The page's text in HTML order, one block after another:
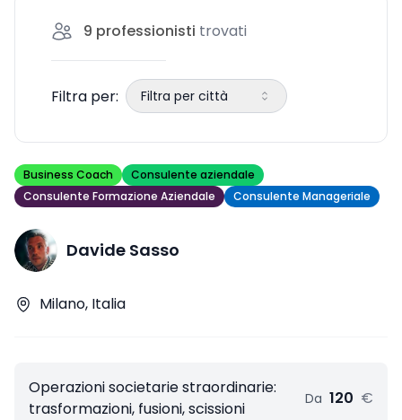
esploreremo i diversi tipi di operazioni
societarie e perché la
9 professionisti trovati
Filtra per: Filtra per città
Business Coach
Consulente aziendale
Consulente Formazione Aziendale
Consulente Manageriale
Davide Sasso
Milano, Italia
Operazioni societarie straordinarie:
trasformazioni, fusioni, scissioni
Da 120 €